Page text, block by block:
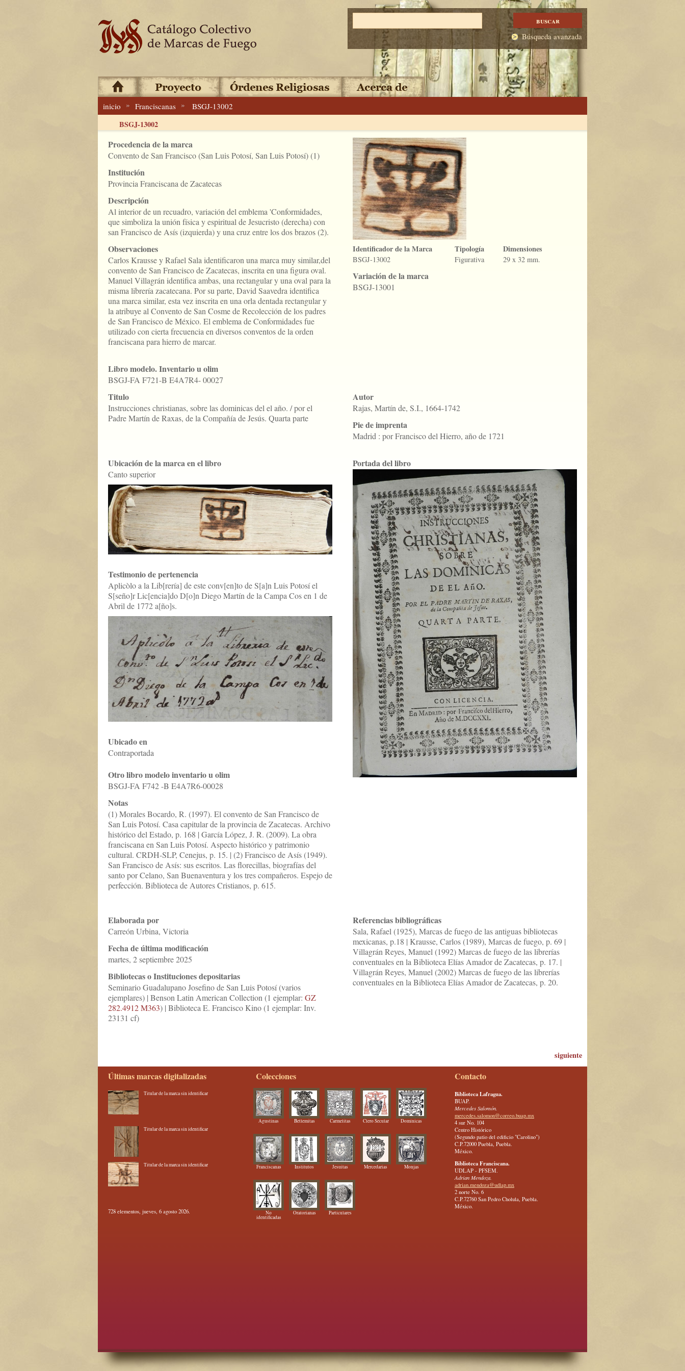
Búsqueda avanzada
inicio » Franciscanas » BSGJ-13002
BSGJ-13002
Procedencia de la marca
Convento de San Francisco (San Luis Potosí, San Luis Potosí) (1)
Institución
Provincia Franciscana de Zacatecas
Descripción
Al interior de un recuadro, variación del emblema 'Conformidades,
que simboliza la unión física y espiritual de Jesucristo (derecha) con
san Francisco de Asís (izquierda) y una cruz entre los dos brazos (2).
Observaciones
Carlos Krausse y Rafael Sala identificaron una marca muy similar,del
convento de San Francisco de Zacatecas, inscrita en una figura oval.
Manuel Villagrán identifica ambas, una rectangular y una oval para la
misma librería zacatecana. Por su parte, David Saavedra identifica
una marca similar, esta vez inscrita en una orla dentada rectangular y
la atribuye al Convento de San Cosme de Recolección de los padres
de San Francisco de México. El emblema de Conformidades fue
utilizado con cierta frecuencia en diversos conventos de la orden
franciscana para hierro de marcar.
Identificador de la Marca
BSGJ-13002
Tipología
Figurativa
Dimensiones
29 x 32 mm.
Variación de la marca
BSGJ-13001
Libro modelo. Inventario u olim
BSGJ-FA F721-B E4A7R4- 00027
Titulo
Instrucciones christianas, sobre las dominicas del el año. / por el
Padre Martín de Raxas, de la Compañía de Jesús. Quarta parte
Autor
Rajas, Martín de, S.I., 1664-1742
Pie de imprenta
Madrid : por Francisco del Hierro, año de 1721
Ubicación de la marca en el libro
Canto superior
Testimonio de pertenencia
Aplicòlo a la Lib[rería] de este conv[en]to de S[a]n Luis Potosí el
S[seño]r Lic[encia]do D[o]n Diego Martín de la Campa Cos en 1 de
Abril de 1772 a[ño]s.
Ubicado en
Contraportada
Otro libro modelo inventario u olim
BSGJ-FA F742 -B E4A7R6-00028
Notas
(1) Morales Bocardo, R. (1997). El convento de San Francisco de
San Luis Potosí. Casa capitular de la provincia de Zacatecas. Archivo
histórico del Estado, p. 168 | García López, J. R. (2009). La obra
franciscana en San Luis Potosí. Aspecto histórico y patrimonio
cultural. CRDH-SLP, Cenejus, p. 15. | (2) Francisco de Asís (1949).
San Francisco de Asís: sus escritos. Las florecillas, biografías del
santo por Celano, San Buenaventura y los tres compañeros. Espejo de
perfección. Biblioteca de Autores Cristianos, p. 615.
Portada del libro
Elaborada por
Carreón Urbina, Victoria
Fecha de última modificación
martes, 2 septiembre 2025
Bibliotecas o Instituciones depositarias
Seminario Guadalupano Josefino de San Luis Potosí (varios
ejemplares) | Benson Latin American Collection (1 ejemplar: GZ
282.4912 M363) | Biblioteca E. Francisco Kino (1 ejemplar: Inv.
23131 cf)
Referencias bibliográficas
Sala, Rafael (1925), Marcas de fuego de las antiguas bibliotecas
mexicanas, p.18 | Krausse, Carlos (1989), Marcas de fuego, p. 69 |
Villagrán Reyes, Manuel (1992) Marcas de fuego de las librerías
conventuales en la Biblioteca Elías Amador de Zacatecas, p. 17. |
Villagrán Reyes, Manuel (2002) Marcas de fuego de las librerías
conventuales en la Biblioteca Elías Amador de Zacatecas, p. 20.
siguiente
Últimas marcas digitalizadas
Titular de la marca sin identificar
Titular de la marca sin identificar
Titular de la marca sin identificar
728 elementos, jueves, 6 agosto 2026.
Colecciones
Agustinas Betlemitas Carmelitas Clero Secular Dominicas
Franciscanas Institutos Jesuitas Mercedarias Monjas
No
identificadas
Oratorianas Particulares
Contacto
Biblioteca Lafragua.
BUAP.
Mercedes Salomón.
mercedes.salomon@correo.buap.mx
4 sur No. 104
Centro Histórico
(Segundo patio del edificio "Carolino")
C.P.72000 Puebla, Puebla.
México.
Biblioteca Franciscana.
UDLAP - PFSEM.
Adrian Mendoza.
adrian.mendoza@udlap.mx
2 norte No. 6
C.P.72760 San Pedro Cholula, Puebla.
México.